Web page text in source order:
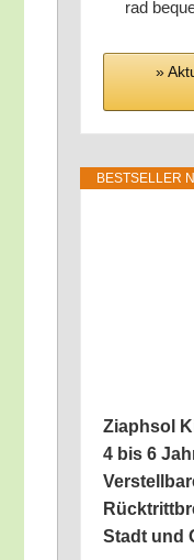
rad
»
BEST­SEL­LER
Ziaph­sol
4 bis 6
Stadt und